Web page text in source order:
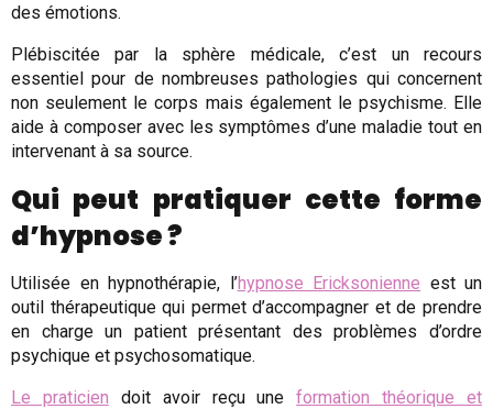
des émotions.
Plébiscitée par la sphère médicale, c’est un recours
essentiel pour de nombreuses pathologies qui concernent
non seulement le corps mais également le psychisme. Elle
aide à composer avec les symptômes d’une maladie tout en
intervenant à sa source.
Qui peut pratiquer cette forme
d’hypnose ?
Utilisée en hypnothérapie, l’hypnose Ericksonienne est un
outil thérapeutique qui permet d’accompagner et de prendre
en charge un patient présentant des problèmes d’ordre
psychique et psychosomatique.
Le praticien doit avoir reçu uneformation théorique et